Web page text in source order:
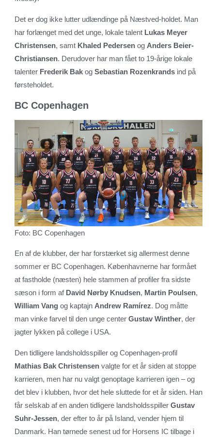
Det er dog ikke lutter udlændinge på Næstved-holdet. Man
har forlænget med det unge, lokale talent Lukas Meyer
Christensen, samt Khaled Pedersen og Anders Beier-
Christiansen. Derudover har man fået to 19-årige lokale
talenter Frederik Bak og Sebastian Rozenkrands ind på
førsteholdet.
BC Copenhagen
Foto: BC Copenhagen
En af de klubber, der har forstærket sig allermest denne
sommer er BC Copenhagen. Københavnerne har formået
at fastholde (næsten) hele stammen af profiler fra sidste
sæson i form af David Nørby Knudsen, Martin Poulsen,
William Vang og kaptajn Andrew Ramírez. Dog måtte
man vinke farvel til den unge center Gustav Winther, der
jagter lykken på college i USA.
Den tidligere landsholdsspiller og Copenhagen-profil
Mathias Bak Christensen valgte for et år siden at stoppe
karrieren, men har nu valgt genoptage karrieren igen – og
det blev i klubben, hvor det hele sluttede for et år siden. Han
får selskab af en anden tidligere landsholdsspiller Gustav
Suhr-Jessen, der efter to år på Island, vender hjem til
Danmark. Han tørnede senest ud for Horsens IC tilbage i